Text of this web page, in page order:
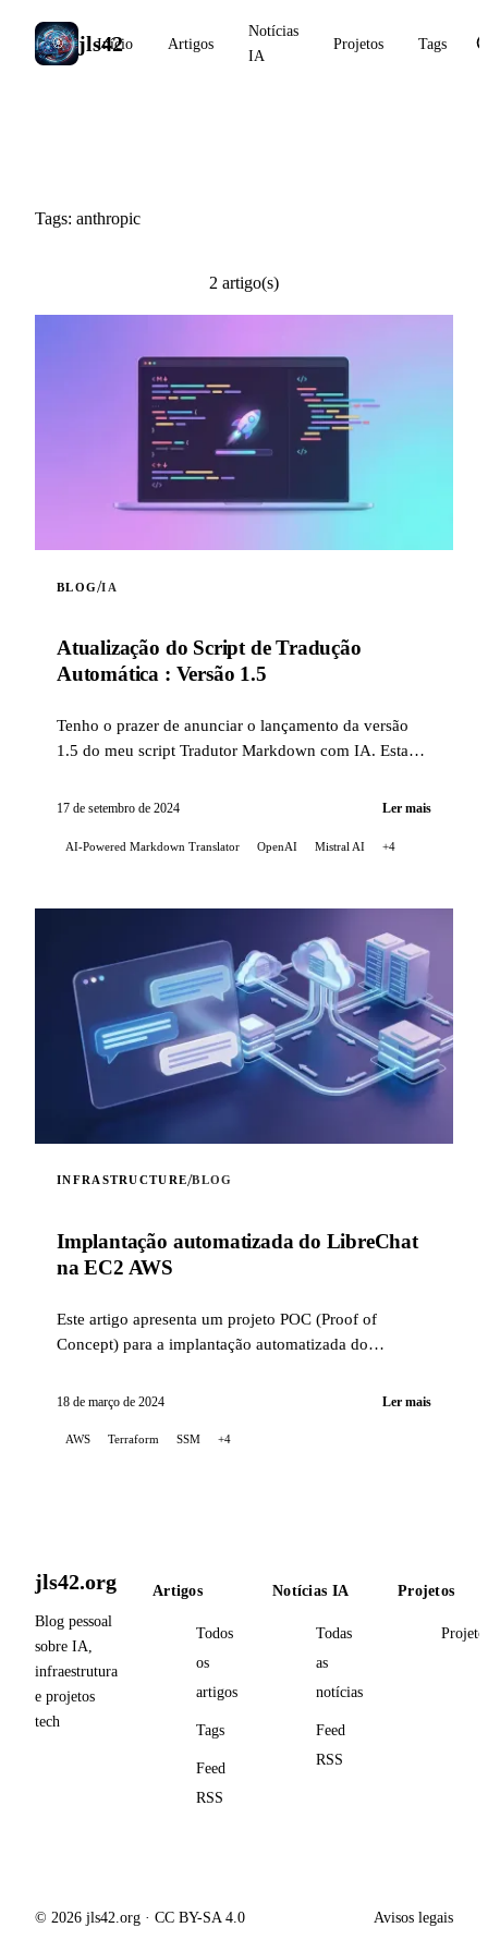
jls42
Início Artigos
Notícias
IA
Projetos Tags
Tags: anthropic
2 artigo(s)
BLOG/IA
Atualização do Script de Tradução
Automática : Versão 1.5
Tenho o prazer de anunciar o lançamento da versão
1.5 do meu script Tradutor Markdown com IA. Esta
17 de setembro de 2024 Ler mais
AI-Powered Markdown Translator OpenAI Mistral AI +4
INFRASTRUCTURE/BLOG
Implantação automatizada do LibreChat
na EC2 AWS
Este artigo apresenta um projeto POC (Proof of
Concept) para a implantação automatizada do
orquestrar a infraestrutura...
18 de março de 2024 Ler mais
AWS Terraform SSM +4
jls42.org
Blog pessoal
sobre IA,
infraestrutura
e projetos
tech
Artigos
Todos
os
artigos
Tags
Feed
RSS
Notícias IA
Todas
as
notícias
Feed
RSS
Projetos
© 2026 jls42.org · CC BY-SA 4.0 Avisos legais